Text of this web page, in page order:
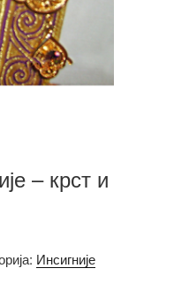
– крст и
Инсигније